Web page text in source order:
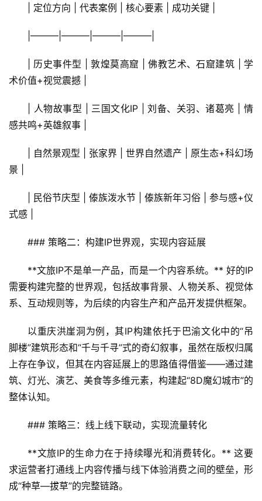
| 定位方向 | 代表案例 | 核心要素 | 成功关键 |
|———|———|———|———|
| 历史事件型 | 敦煌莫高窟 | 佛教艺术、石窟建筑 | 学
术价值+视觉震撼 |
| 人物故事型 | 三国文化IP | 刘备、关羽、诸葛亮 | 情
感共鸣+英雄叙事 |
| 自然景观型 | 张家界 | 世界自然遗产 | 原生态+科幻场
景 |
| 民俗节庆型 | 傣族泼水节 | 傣族新年习俗 | 参与感+仪
式感 |
### 策略二：构建IP世界观，实现内容延展
**文旅IP不是单一产品，而是一个内容系统。** 好的IP
需要构建完整的世界观，包括故事背景、人物关系、视觉体
系、互动规则等，为后续的内容生产和产品开发提供框架。
以重庆洪崖洞为例，其IP构建依托于巴渝文化中的“吊
脚楼”建筑形态和“千与千寻”式的奇幻叙事，虽然在版权归属
上存在争议，但其在内容延展上的思路值得借鉴——通过建
筑、灯光、演艺、美食等多维元素，构建起“8D魔幻城市”的
整体认知。
### 策略三：线上线下联动，实现流量转化
**文旅IP的生命力在于持续曝光和消费转化。** 这要
求运营者打通线上内容传播与线下体验消费之间的壁垒，形
成“种草—拔草”的完整链路。